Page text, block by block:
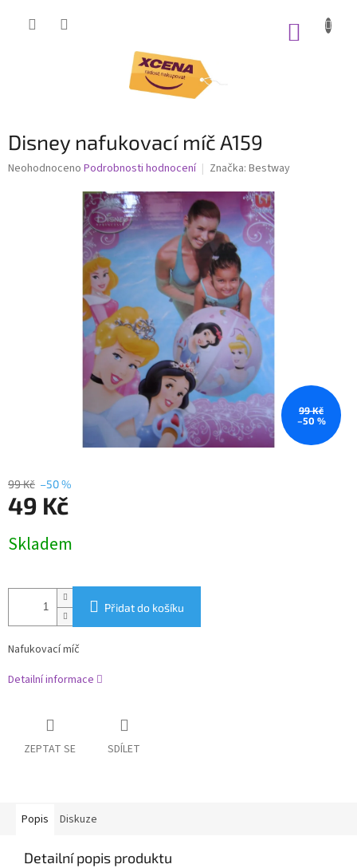
Disney nafukovací míč A159
Průměrné
Neohodnoceno Podrobnosti hodnocení Značka: Bestway
99 Kč
–50 %
99 Kč –50 %
49 Kč
cena:
Skladem
Přidat do košíku
Nafukovací míč
Detailní informace
ZEPTAT SE SDÍLET
Popis Diskuze
Detailní popis produktu